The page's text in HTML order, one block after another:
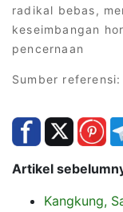
radikal bebas,
keseimbangan
pencernaan
Sumber referensi:
Artikel
Kangkung,